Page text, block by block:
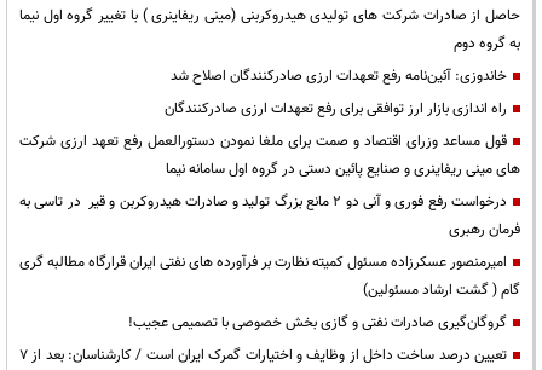
حاصل از صادرات شرکت های تولیدی هیدروکربنی (مینی ریفاینری ) با تغییر گروه اول نیما
به گروه دوم
خاندوزی: آئین‌نامه رفع تعهدات ارزی صادرکنندگان اصلاح شد
راه اندازی بازار ارز توافقی برای رفع تعهدات ارزی صادرکنندگان
قول مساعد وزرای اقتصاد و صمت برای ملغا نمودن دستورالعمل رفع تعهد ارزی شرکت
های مینی ریفاینری و صنایع پائین دستی در گروه اول سامانه نیما
درخواست رفع فوری و آنی دو ۲ مانع بزرگ تولید و صادرات هیدروکربن و قیر در تاسی به
فرمان رهبری
امیرمنصور عسکرزاده مسئول کمیته نظارت بر فرآورده های نفتی ایران قرارگاه مطالبه گری
گام ( گشت ارشاد مسئولین)
گروگان‌گیری صادرات نفتی و گازی بخش خصوصی با تصمیمی عجیب!
تعیین درصد ساخت داخل از وظایف و اختیارات گمرک ایران است / کارشناسان: بعد از 7